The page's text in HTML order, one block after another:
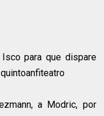
para que dispare
a Modric, por